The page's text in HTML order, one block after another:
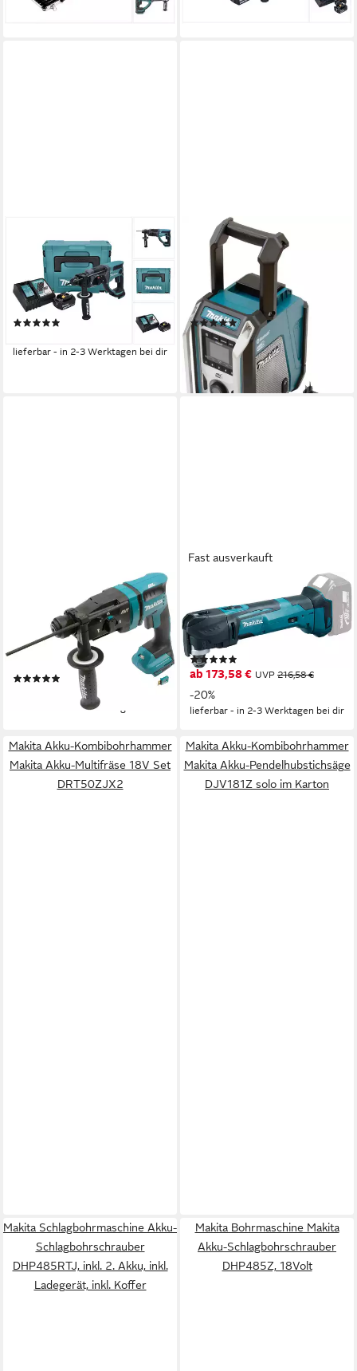
196,39 € 377,26 €
Akku-Kombibohrhammer DHR
202 RM1J Akku
Kombihammer 18 V 2,0 J
SDS Plus + 1x Akku 4,0 Ah
lieferbar - in 2-3 Werktagen bei dir
MAKITA
DMR115 Baustellenradio
(Digitalradio (DAB), FM-Tuner,
12V, Bluetooth-Radio, ohne
Akku)
(308)
ab 261,90 € UVP322,49 €
-19%
lieferbar - in 2-3 Werktagen bei dir
Akku-Kombibohrhammer
DHR182ZU, max. 1350 U/min,
18 V, SDS+, ohne Akku und
lieferbar - in 6-8 Werktagen bei dir
Fast ausverkauft
Akku-Multifunktionswerkzeug
DTM51Z, 18 V, 18 V, ohne
Akku und Ohne Ladegeräte
ab 173,58 € UVP 216,58 €
-20%
lieferbar - in 2-3 Werktagen bei dir
Makita Akku-Kombibohrhammer
Makita Akku-Multifräse 18V Set
DRT50ZJX2
Makita Akku-Kombibohrhammer
Makita Akku-Pendelhubstichsäge
DJV181Z solo im Karton
Makita Schlagbohrmaschine Akku-
Schlagbohrschrauber
DHP485RTJ, inkl. 2. Akku, inkl.
Ladegerät, inkl. Koffer
Makita Bohrmaschine Makita
Akku-Schlagbohrschrauber
DHP485Z, 18Volt